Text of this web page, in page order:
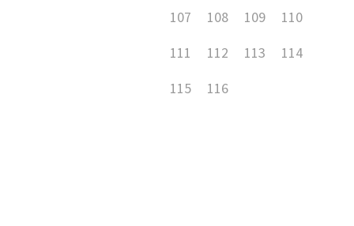
107
108 109
110
111
112 113
114
115
116